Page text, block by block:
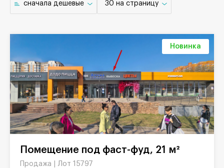
cначала дешевые 30 на страницу
Новинка
Помещение под фаст-фуд, 21 м²
Продажа | Лот 15797